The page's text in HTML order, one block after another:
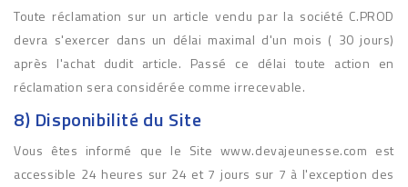
Toute réclamation sur un article vendu par la société C.PROD
devra s'exercer dans un délai maximal d'un mois ( 30 jours)
après l'achat dudit article. Passé ce délai toute action en
réclamation sera considérée comme irrecevable.
8) Disponibilité du Site
Vous êtes informé que le Site www.devajeunesse.com est
accessible 24 heures sur 24 et 7 jours sur 7 à l'exception des